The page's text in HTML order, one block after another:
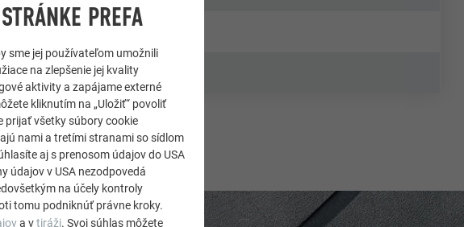
PREFA
sme jej používateľom umožnili
na zlepšenie jej kvality
aktivity a zapájame externé
kliknutím na „Uložiť“ povoliť
prijať všetky súbory cookie
nami a tretími stranami so sídlom
aj s prenosom údajov do USA
údajov v USA nezodpovedá
na účely kontroly
tomu podniknúť právne kroky.
a vtiráži. Svoj súhlas môžete